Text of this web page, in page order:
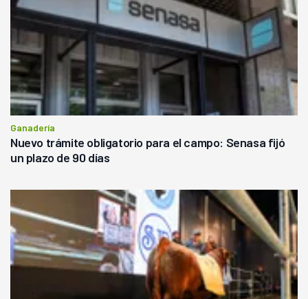
Ganadería
Nuevo trámite obligatorio para el campo: Senasa fijó
un plazo de 90 días